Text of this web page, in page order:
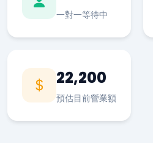
一對一等待中
22,200
預估目前營業額